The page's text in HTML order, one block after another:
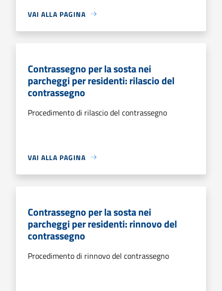
VAI ALLA PAGINA
Contrassegno per la sosta nei
parcheggi per residenti: rilascio del
contrassegno
Procedimento di rilascio del contrassegno
VAI ALLA PAGINA
Contrassegno per la sosta nei
parcheggi per residenti: rinnovo del
contrassegno
Procedimento di rinnovo del contrassegno